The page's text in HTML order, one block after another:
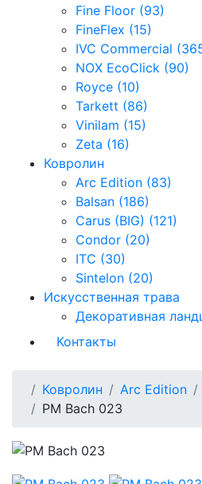
Fine Floor (93)
FineFlex (15)
IVC Commercial
NOX EcoClick (90)
Royce (10)
Tarkett (86)
Vinilam (15)
Zeta (16)
Ковролин
Arc Edition (83)
Balsan (186)
Carus (BIG) (121)
Condor (20)
ITC (30)
Sintelon (20)
Искусственная трава
Декоративная
Контакты
Ковролин Arc Edition
PM Bach 023